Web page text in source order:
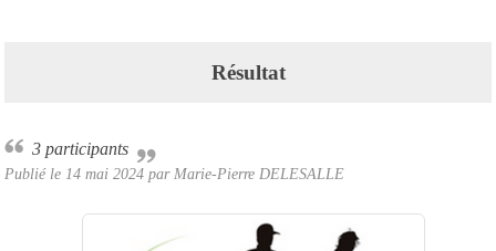
Résultat
3 participants
Publié le 14 mai 2024 par Marie-Pierre DELESALLE